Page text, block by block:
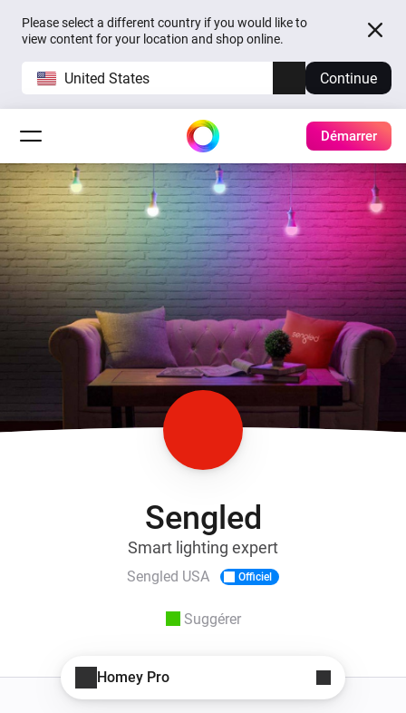
Please select a different country if you would like to
view content for your location and shop online.
United States Continue
Démarrer
Sengled
Smart lighting expert
Sengled USA Officiel
Suggérer
Homey Pro